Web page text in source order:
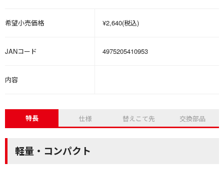
希望小売価格 ¥2,640(税込)
JANコード 4975205410953
内容
特長 仕様 替えこて先 交換部品
軽量・コンパクト